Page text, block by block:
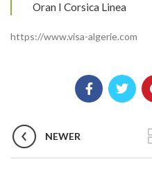
Oran I Corsica Linea
https://www.visa-algerie.com
NEWER